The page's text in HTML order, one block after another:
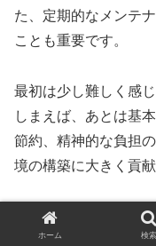
た、定期的なメンテ
ことも重要です。
最初は少し難しく感
しまえば、あとは基
節約、精神的な負担
境の構築に大きく貢
私自身、VPSを導入
り、生活の質も向上
ホーム 検索